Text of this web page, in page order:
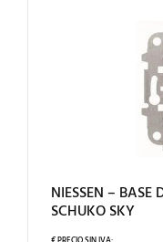
NIESSEN – BASE
SCHUKO SKY